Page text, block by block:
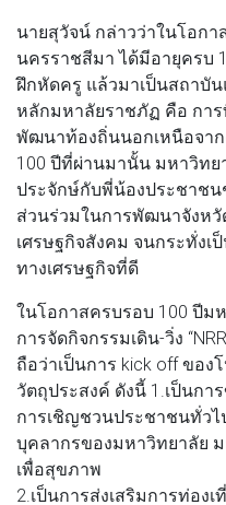
นายสุวัจน์ กล่าวว่าในโอก
นครราชสีมา ได้มีอายุครบ
ฝึกหัดครู แล้วมาเป็นสถาบั
หลักมหาลัยราชภัฏ คือ กา
พัฒนาท้องถิ่นนอกเหนือจา
100 ปีที่ผ่านมานั้น มหาวิท
ประจักษ์กับพี่น้องประชาช
ส่วนร่วมในการพัฒนาจังห
เศรษฐกิจสังคม จนกระทั่ง
ทางเศรษฐกิจที่ดี
ในโอกาสครบรอบ 100 ปี
การจัดกิจกรรมเดิน-วิ่ง
ถือว่าเป็นการ kick off ขอ
วัตถุประสงค์ ดังนี้ 1.เป็นกา
การเชิญชวนประชาชนทั่วไ
บุคลากรของมหาวิทยาลัย ม
เพื่อสุขภาพ
2.เป็นการส่งเสริมการท่อง